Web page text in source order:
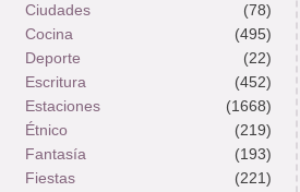
Ciudades
(78)
Cocina
(495)
Deporte
(22)
Escritura
(452)
Estaciones
(1668)
Étnico
(219)
Fantasía
(193)
Fiestas
(221)